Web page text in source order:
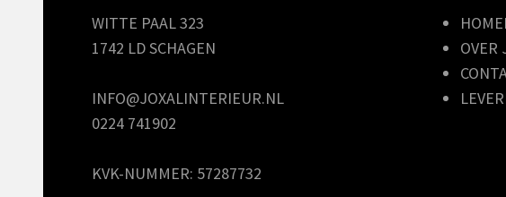
WITTE PAAL 323
1742 LD SCHAGEN
INFO@JOXALINTERIEUR.NL
0224 741902
KVK-NUMMER: 57287732
OVER